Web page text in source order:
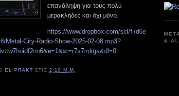
επανάληψη για τους πολύ
μερακλήδες και όχι μόνο.
https://www.dropbox.com/scl/fi/d6e
Metal-City-Radio-Show-2025-02-08.mp3?
EL PRAKT ΣΤΙΣ2:10 Μ.Μ.
&